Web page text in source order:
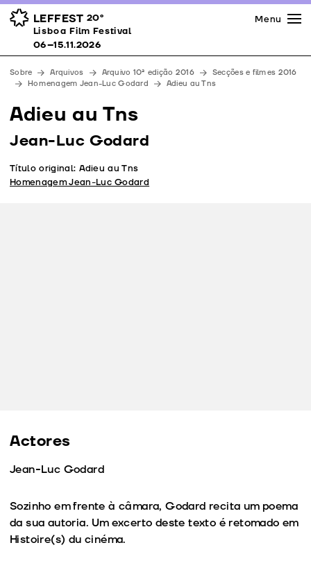
LEFFEST 20º
Lisboa Film Festival 06–15.11.2026
Prémios
Espaços
Apoios
Equipa
Downloads
Contactos
Menu
Lisboa Film Festival
06–15.11.2026
Sobre Arquivos Arquivo 10ª edição 2016
Secções e filmes 2016
Homenagem Jean-Luc Godard
Adieu au Tns
Adieu au Tns
Jean-Luc Godard
Título original: Adieu au Tns
Homenagem Jean-Luc Godard
Actores
Jean-Luc Godard
Sozinho em frente à câmara, Godard recita um poema
da sua autoria. Um excerto deste texto é retomado em
Histoire(s) du cinéma.